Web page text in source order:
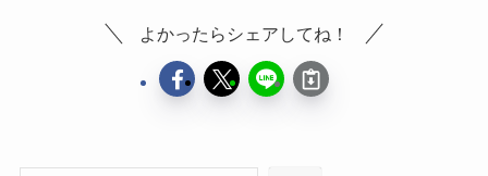
よかったらシェアしてね！